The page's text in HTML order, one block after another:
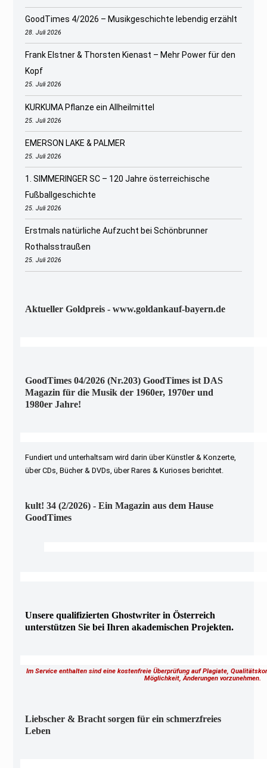
GoodTimes 4/2026 – Musikgeschichte lebendig erzählt
28. Juli 2026
Frank Elstner & Thorsten Kienast – Mehr Power für den
Kopf
25. Juli 2026
KURKUMA Pflanze ein Allheilmittel
25. Juli 2026
EMERSON LAKE & PALMER
25. Juli 2026
1. SIMMERINGER SC – 120 Jahre österreichische
Fußballgeschichte
25. Juli 2026
Erstmals natürliche Aufzucht bei Schönbrunner
Rothalsstraußen
25. Juli 2026
Aktueller Goldpreis - www.goldankauf-bayern.de
GoodTimes 04/2026 (Nr.203) GoodTimes ist DAS
Magazin für die Musik der 1960er, 1970er und
1980er Jahre!
Fundiert und unterhaltsam wird darin über Künstler & Konzerte,
über CDs, Bücher & DVDs, über Rares & Kurioses berichtet.
kult! 34 (2/2026) - Ein Magazin aus dem Hause
GoodTimes
Unsere qualifizierten Ghostwriter in Österreich
unterstützen Sie bei Ihren akademischen Projekten.
Im Service enthalten sind eine kostenfreie Überprüfung auf Plagiate,
Möglichkeit, Änderungen vorzunehmen.
Liebscher & Bracht sorgen für ein schmerzfreies
Leben